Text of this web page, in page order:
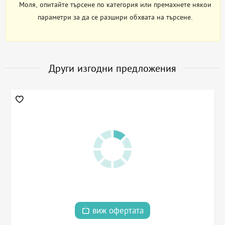
Моля, опитайте търсене по категория или премахнете някои
параметри за да се разшири обхвата на търсене.
Други изгодни предложения
виж офертата